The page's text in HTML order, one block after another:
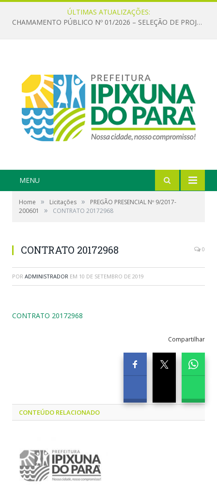
ÚLTIMAS ATUALIZAÇÕES:
CHAMAMENTO PÚBLICO Nº 01/2026 – SELEÇÃO DE PROJETOS PARA FIRMAR TERMO DE EXECUÇÃO CULTURAL COM RECURSOS DA POLÍTICA NACIONAL ALDIR BLANC DE FOMENTO À CULTURA – PNAB (LEI Nº 14.399/2022)
MENU
Home » Licitações »
PREGÃO PRESENCIAL Nº 9/2017-
200601
» CONTRATO 20172968
CONTRATO 20172968 0
POR ADMINISTRADOR EM 10 DE SETEMBRO DE 2019
CONTRATO 20172968
Compartilhar
CONTEÚDO RELACIONADO